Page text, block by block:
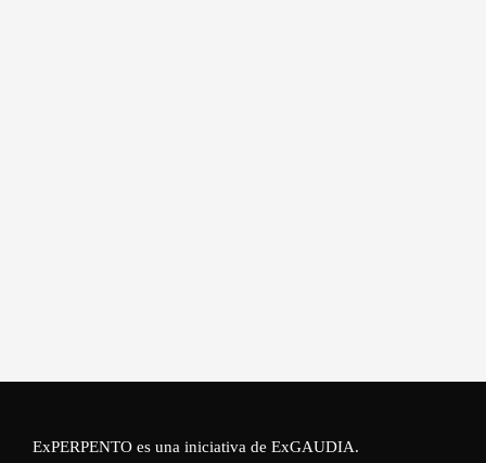
ExPERPENTO es una iniciativa de ExGAUDIA.